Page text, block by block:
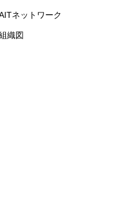
ネットワーク
織図